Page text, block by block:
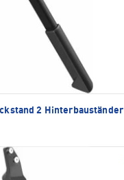
2 Hinterbauständer